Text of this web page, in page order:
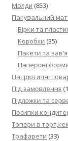
Молди (853)
Пакувальний
Бірки та
Коробки (35)
Пакети та
Паперові
Патріотичні
Під замовлення
Підложки та
Посипки
Топери в
Трафарети (33)